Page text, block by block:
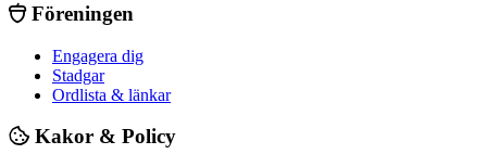
Föreningen
Engagera dig
Stadgar
Ordlista & länkar
Kakor & Policy